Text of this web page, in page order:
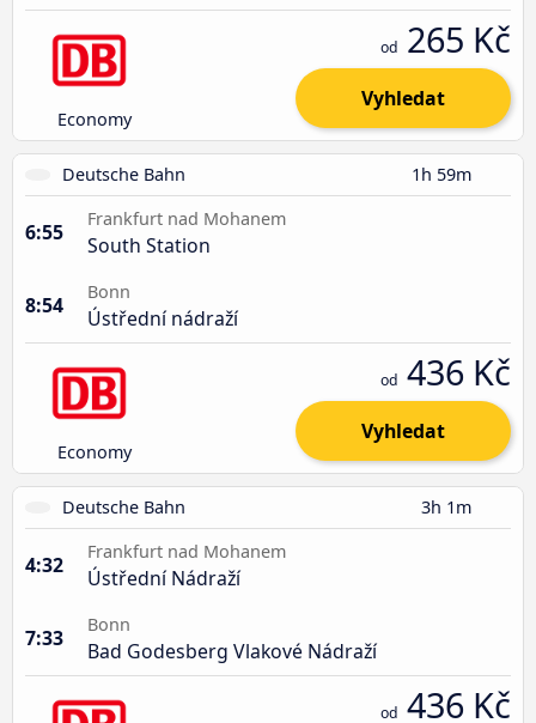
Economy
od 265 Kč
Vyhledat
Deutsche Bahn 1h 59m
6:55
Frankfurt nad Mohanem
South Station
8:54
Bonn
Ústřední nádraží
Economy
od 436 Kč
Vyhledat
Deutsche Bahn 3h 1m
4:32
Frankfurt nad Mohanem
Ústřední Nádraží
7:33
Bonn
Bad Godesberg Vlakové Nádraží
od 436 Kč